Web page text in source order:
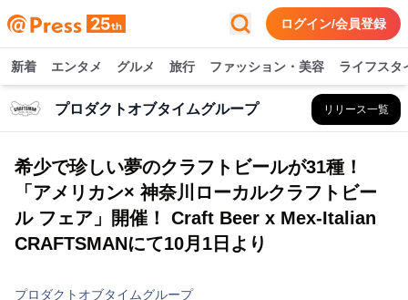
ログイン/会員登録
新着 エンタメ グルメ 旅行 ファッション・美容 ライフスタ
プロダクトオブタイムグループ リリース一覧
希少で珍しい夢のクラフトビールが31種！
「アメリカン× 神奈川ローカルクラフトビー
ル フェア」開催！ Craft Beer x Mex-Italian
CRAFTSMANにて10月1日より
プロダクトオブタイムグループ